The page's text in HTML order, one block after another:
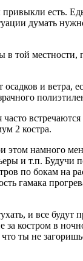
есть.
думать
в той местности,
и ветра,
2 костра.
этом намного
и т.п.
по бокам на
гамака
и все
костром в
ты не